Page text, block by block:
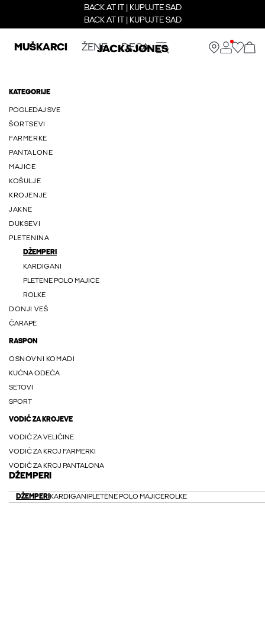
BACK AT IT | KUPUJTE SAD
BACK AT IT | KUPUJTE SAD
MUŠKARCI ŽENE DECA
KATEGORIJE
POGLEDAJ SVE
ŠORTSEVI
FARMERKE
PANTALONE
MAJICE
KOŠULJE
KROJENJE
JAKNE
DUKSEVI
PLETENINA
DŽEMPERI
KARDIGANI
PLETENE POLO MAJICE
ROLKE
DONJI VEŠ
ČARAPE
RASPON
OSNOVNI KOMADI
KUĆNA ODEĆA
SETOVI
SPORT
VODIČ ZA KROJEVE
VODIČ ZA VELIČINE
VODIČ ZA KROJ FARMERKI
VODIČ ZA KROJ PANTALONA
DŽEMPERI
DŽEMPERI KARDIGANI PLETENE POLO MAJICEROLKE